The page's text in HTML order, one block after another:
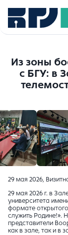
Из зоны
с БГУ: в
29 мая 2026,
29 мая 2026 г. в
университета
формате
служить Родине!».
представители
как в зале, так и в